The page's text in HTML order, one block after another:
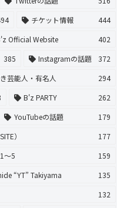
チケット情報
444
Official Website
402
385 Instagramの話題
372
芸能人・有名人
294
B'z PARTY
262
YouTubeの話題
179
）
177
〜5
159
“YT” Takiyama
135
132